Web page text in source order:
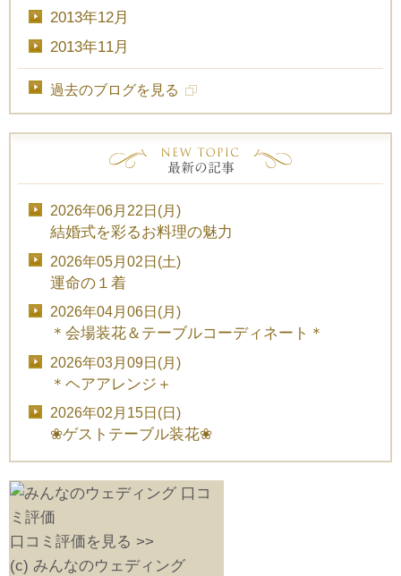
2013年12月
2013年11月
過去のブログを見る
2026年06月22日(月)
結婚式を彩るお料理の魅力
2026年05月02日(土)
運命の１着
2026年04月06日(月)
＊会場装花＆テーブルコーディネート＊
2026年03月09日(月)
＊ヘアアレンジ＋
2026年02月15日(日)
❀ゲストテーブル装花❀
口コミ評価を見る >>
(c) みんなのウェディング